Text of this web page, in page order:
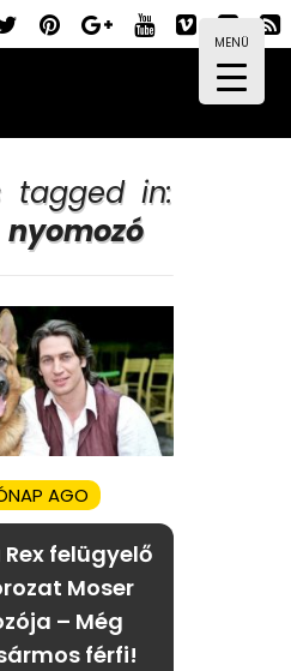
MENÜ
tagged in:
AGO
felügyelő
Moser
– Még
férfi!